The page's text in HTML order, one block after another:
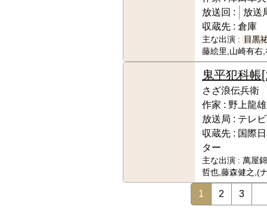
放送回 :
放送
収蔵先 : 倉庫
主な出演 : 目黒
藤絵里,山崎有右
鬼平犯科帳
さざ浪伝兵衛
作家 : 野上龍雄
放送局 : テレ
収蔵先 : 国際
ター
主な出演 : 萬屋
哲也,藤森健之,(
1 2 3